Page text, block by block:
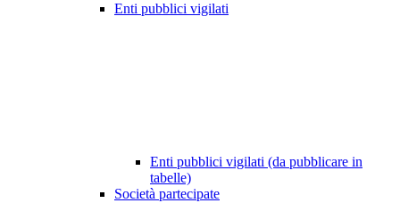
Enti pubblici vigilati
Enti pubblici vigilati (da pubblicare in
tabelle)
Società partecipate